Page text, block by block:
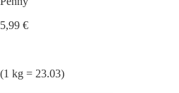
5,99 €
(1 kg = 23.03)